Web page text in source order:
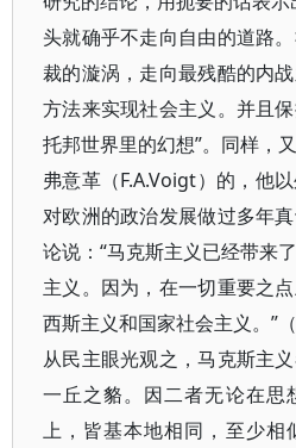
头就确乎不走向自由的道路
裁的漩涡，走向最残酷的内
方法来实现社会主义。并且
托邦世界里的幻想”。同样，
弗意革（F.A.Voigt）的，他
对欧洲的政治发展做过多年
论说：“马克斯主义已经带来
主义。因为，在一切重要之
西斯主义和国家社会主义。”
从民主眼光观之，马克斯主
一丘之貉。因二者无论在思
上，皆基本地相同，至少相